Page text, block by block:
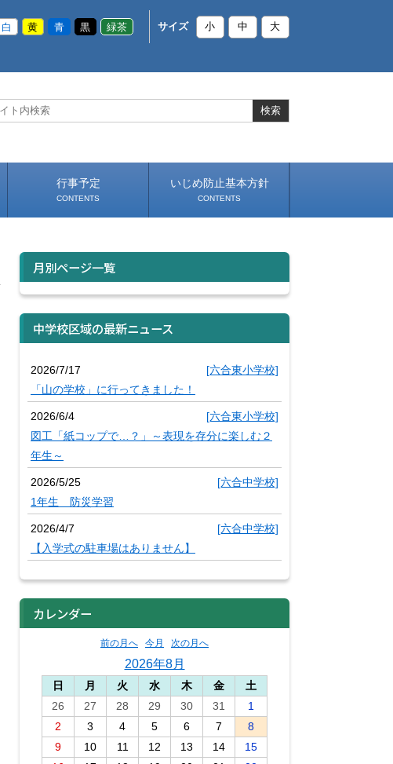
白 黄 青 黒 緑茶 サイズ 小 中 大
行事予定
CONTENTS
いじめ防止基本方針
CONTENTS
月別ページ一覧
中学校区域の最新ニュース
2026/7/17
[六合東小学校]
「山の学校」に行ってきました！
2026/6/4
[六合東小学校]
図工「紙コップで…？」～表現を存分に楽しむ２
年生～
2026/5/25
[六合中学校]
1年生 防災学習
2026/4/7
[六合中学校]
【入学式の駐車場はありません】
カレンダー
前の月へ 今月 次の月へ
2026年8月
日 月 火 水 木 金
土
26
27 28 29 30 31
1
2
3 4 5 6 7
8
9
10 11 12 13 14
15